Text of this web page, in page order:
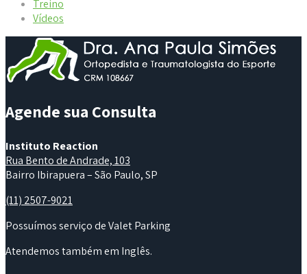
Treino
Vídeos
Agende sua Consulta
Instituto Reaction
Rua Bento de Andrade, 103
Bairro Ibirapuera – São Paulo, SP
(11) 2507-9021
Possuímos serviço de Valet Parking
Atendemos também em Inglês.